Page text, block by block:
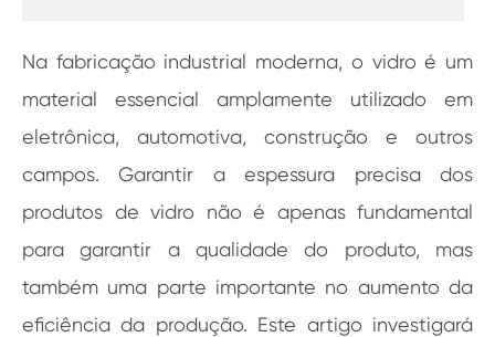
Na fabricação industrial moderna, o vidro é um
material essencial amplamente utilizado em
eletrônica, automotiva, construção e outros
campos. Garantir a espessura precisa dos
produtos de vidro não é apenas fundamental
para garantir a qualidade do produto, mas
também uma parte importante no aumento da
eficiência da produção. Este artigo investigará